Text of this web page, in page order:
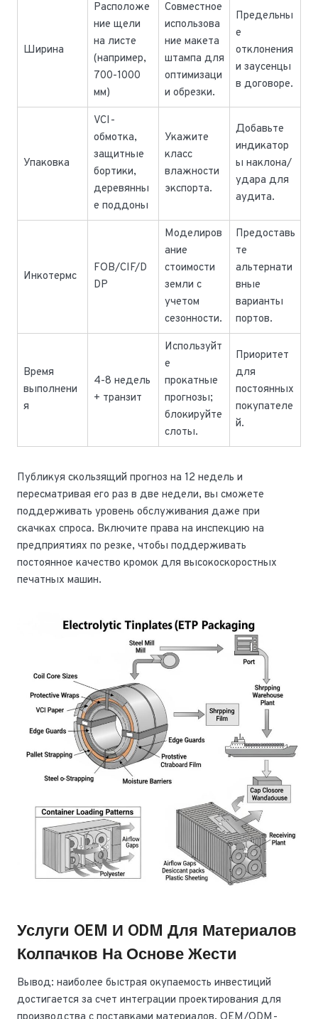
Ширина
Расположе
ние щели
на листе
(например,
700-1000
мм)
Совместное
использова
ние макета
штампа для
оптимизаци
и обрезки.
Предельны
е
отклонения
и заусенцы
в договоре.
Упаковка
VCI-
обмотка,
защитные
бортики,
деревянны
е поддоны
Укажите
класс
влажности
экспорта.
Добавьте
индикатор
ы наклона/
удара для
аудита.
Инкотермс
FOB/CIF/D
DP
Моделиров
ание
стоимости
земли с
учетом
сезонности.
Предоставь
те
альтернати
вные
варианты
портов.
Время
выполнени
я
4-8 недель
+ транзит
Используйт
е
прокатные
прогнозы;
блокируйте
слоты.
Приоритет
для
постоянных
покупателе
й.
Публикуя скользящий прогноз на 12 недель и
пересматривая его раз в две недели, вы сможете
поддерживать уровень обслуживания даже при
скачках спроса. Включите права на инспекцию на
предприятиях по резке, чтобы поддерживать
постоянное качество кромок для высокоскоростных
печатных машин.
Услуги OEM И ODM Для Материалов
Колпачков На Основе Жести
Вывод: наиболее быстрая окупаемость инвестиций
достигается за счет интеграции проектирования для